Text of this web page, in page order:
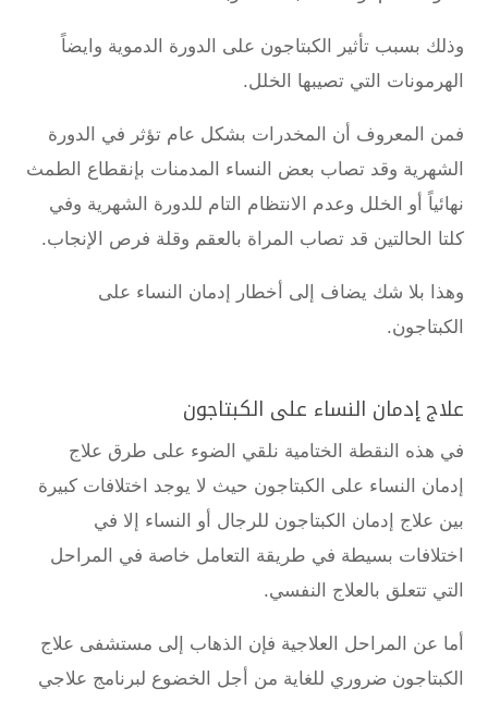
وذلك بسبب تأثير الكبتاجون على الدورة الدموية وايضاً
الهرمونات التي تصيبها الخلل.
فمن المعروف أن المخدرات بشكل عام تؤثر في الدورة
الشهرية وقد تصاب بعض النساء المدمنات بإنقطاع الطمث
نهائياً أو الخلل وعدم الانتظام التام للدورة الشهرية وفي
كلتا الحالتين قد تصاب المراة بالعقم وقلة فرص الإنجاب.
وهذا بلا شك يضاف إلى أخطار إدمان النساء على
الكبتاجون.
علاج إدمان النساء على الكبتاجون
في هذه النقطة الختامية نلقي الضوء على طرق علاج
إدمان النساء على الكبتاجون حيث لا يوجد اختلافات كبيرة
بين علاج إدمان الكبتاجون للرجال أو النساء إلا في
اختلافات بسيطة في طريقة التعامل خاصة في المراحل
التي تتعلق بالعلاج النفسي.
أما عن المراحل العلاجية فإن الذهاب إلى مستشفى علاج
الكبتاجون ضروري للغاية من أجل الخضوع لبرنامج علاجي